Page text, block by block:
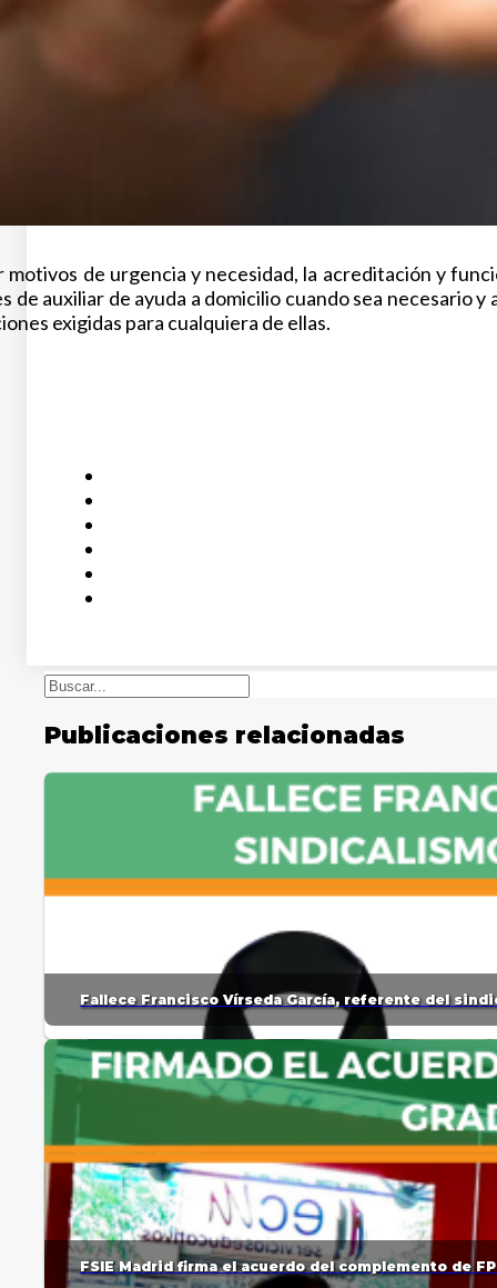
de urgencia y necesidad, la acreditación y
de auxiliar de ayuda a domicilio cuando sea
exigidas para cualquiera de ellas.
Buscar
Publicaciones relacionadas
Fallece Francisco Vírseda García, referente del
FSIE Madrid firma el acuerdo del complemento de